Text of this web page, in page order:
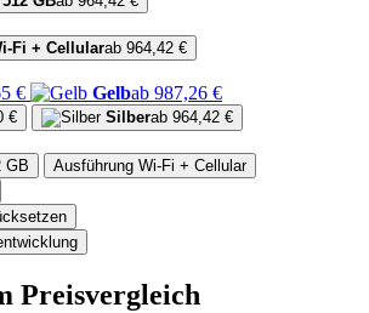
Fi + Cellularab 964,42 €
€ Gelbab 987,26 €
€ Silberab 964,42 €
GB Ausführung Wi-Fi + Cellular
Preisvergleich